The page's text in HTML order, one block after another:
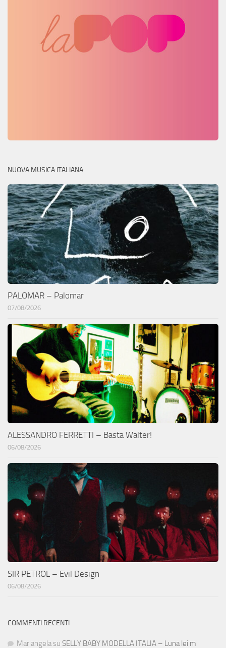
NUOVA MUSICA ITALIANA
PALOMAR – Palomar
07/08/2026
ALESSANDRO FERRETTI – Basta Walter!
06/08/2026
SIR PETROL – Evil Design
06/08/2026
COMMENTI RECENTI
Mariangela su SELLY BABY MODELLA ITALIA – Luna lei mi